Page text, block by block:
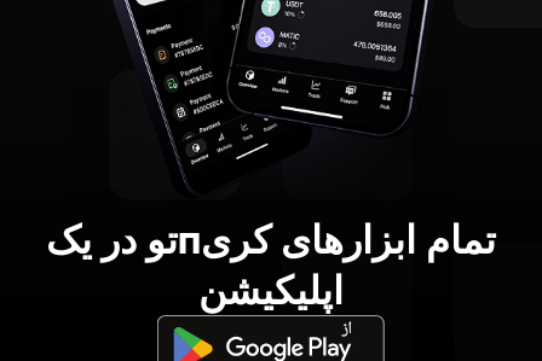
تمام ابزارهای کریпتو در یک
اپلیکیشن